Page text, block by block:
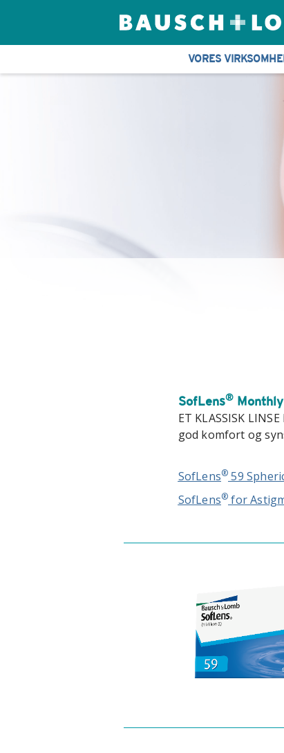
VORES
SofLens®Monthly
ET KLASSISK
god komfort og
SofLens® 59
SofLens® for